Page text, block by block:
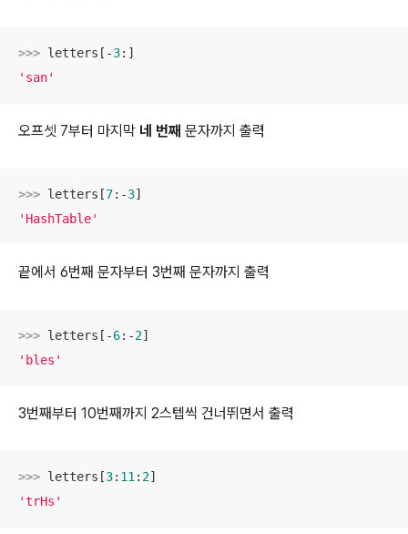
>>> letters[-3
'san'
오프셋 7부터 마지막 네 번째 문자까지 출력
>>> letters[7:-3
'HashTable'
끝에서 6번째 문자부터 3번째 문자까지 출력
>>> letters[-6:-2
'bles'
3번째부터 10번째까지 2스텝씩 건너뛰면서 출력
>>> letters[3: 11 : 2
'trHs'